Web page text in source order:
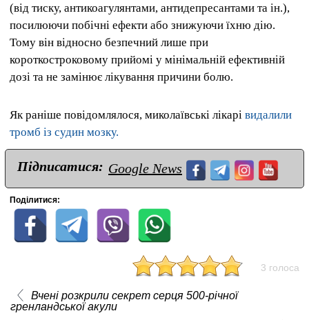
(від тиску, антикоагулянтами, антидепресантами та ін.),
посилюючи побічні ефекти або знижуючи їхню дію.
Тому він відносно безпечний лише при
короткостроковому прийомі у мінімальній ефективній
дозі та не замінює лікування причини болю.
Як раніше повідомлялося, миколаївські лікарі видалили
тромб із судин мозку.
Підписатися: Google News
Поділитися:
3 голоса
Вчені розкрили секрет серця 500-річної
гренландської акули